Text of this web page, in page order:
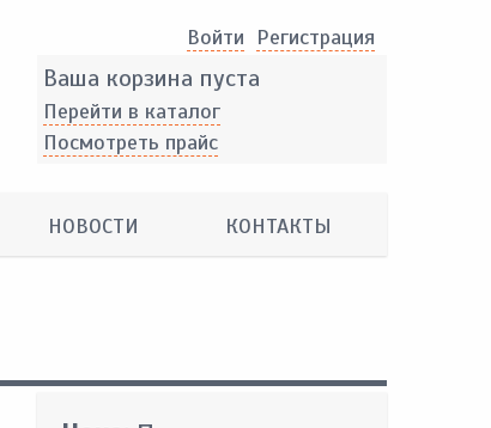
Войти Pегистрация
Ваша корзина пуста
Перейти в каталог
Посмотреть прайс
НОВОСТИ КОНТАКТЫ